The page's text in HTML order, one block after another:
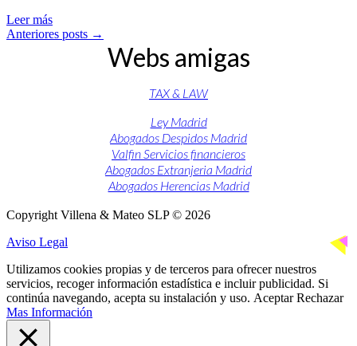
Leer más
Anteriores posts →
Webs amigas
TAX & LAW
Ley Madrid
Abogados Despidos Madrid
Valfin Servicios financieros
Abogados Extranjeria Madrid
Abogados Herencias Madrid
Copyright Villena & Mateo SLP © 2026
Aviso Legal
Utilizamos cookies propias y de terceros para ofrecer nuestros
servicios, recoger información estadística e incluir publicidad. Si
continúa navegando, acepta su instalación y uso. Aceptar Rechazar
Mas Información